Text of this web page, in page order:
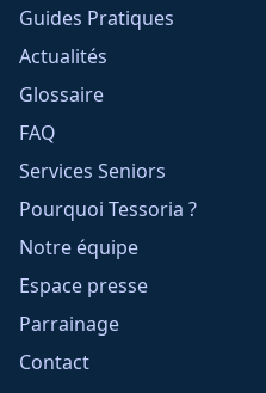
Guides Pratiques
Actualités
Glossaire
FAQ
Services Seniors
Pourquoi Tessoria ?
Notre équipe
Espace presse
Parrainage
Contact